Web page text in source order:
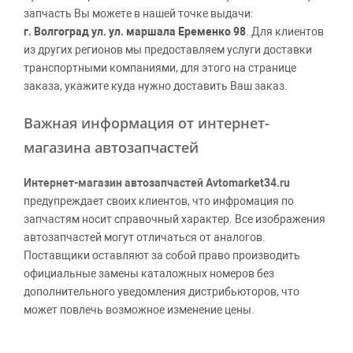
запчасть Вы можете в нашей точке выдачи:
г. Волгоград ул. ул. маршала Еременко 98 . Для клиентов
из других регионов мы предоставляем услуги доставки
транспортными компаниями, для этого на странице
заказа, укажите куда нужно доставить Ваш заказ.
Важная информация от интернет-
магазина автозапчастей
Интернет-магазин автозапчастей Avtomarket34.ru
предупреждает своих клиентов, что инфромация по
запчастям носит справочный характер. Все изображения
автозапчастей могут отличаться от аналогов.
Поставщики оставляют за собой право производить
официальные замены каталожных номеров без
дополнительного уведомления дистрибьюторов, что
может повлечь возможное изменение цены.